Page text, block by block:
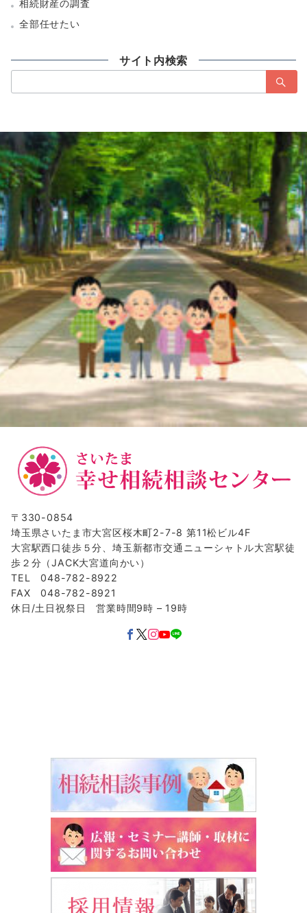
相続財産の調査
全部任せたい
サイト内検索
索：
〒330-0854
埼玉県さいたま市大宮区桜木町2-7-8 第11松ビル4F
大宮駅西口徒歩５分、埼玉新都市交通ニューシャトル大宮駅徒
歩２分（JACK大宮道向かい）
TEL 048-782-8922
FAX 048-782-8921
休日/土日祝祭日 営業時間9時 – 19時